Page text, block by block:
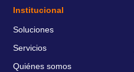
Institucional
Soluciones
Servicios
Quiénes somos